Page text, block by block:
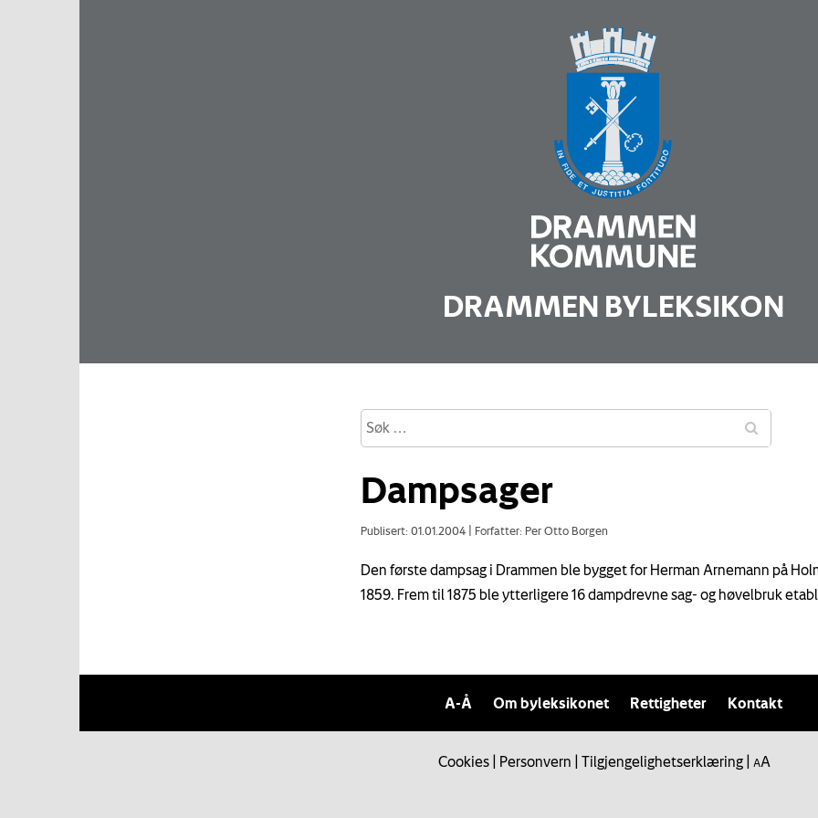
DRAMMEN BYLEKSIKON
Dampsager
Publisert: 01.01.2004 Forfatter: Per Otto Borgen
Den første dampsag i Drammen ble bygget for Herman Arnemann på
1859. Frem til 1875 ble ytterligere 16 dampdrevne sag- og høvelbruk
A-Å Om byleksikonet Rettigheter Kontakt
Cookies Personvern Tilgjengelighetserklæring AA